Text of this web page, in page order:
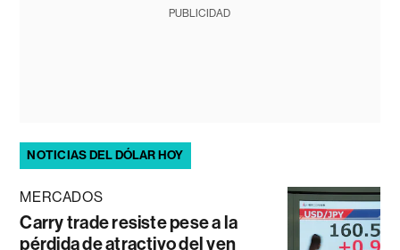
PUBLICIDAD
NOTICIAS DEL DÓLAR HOY
MERCADOS
Carry trade resiste pese a la
pérdida de atractivo del yen